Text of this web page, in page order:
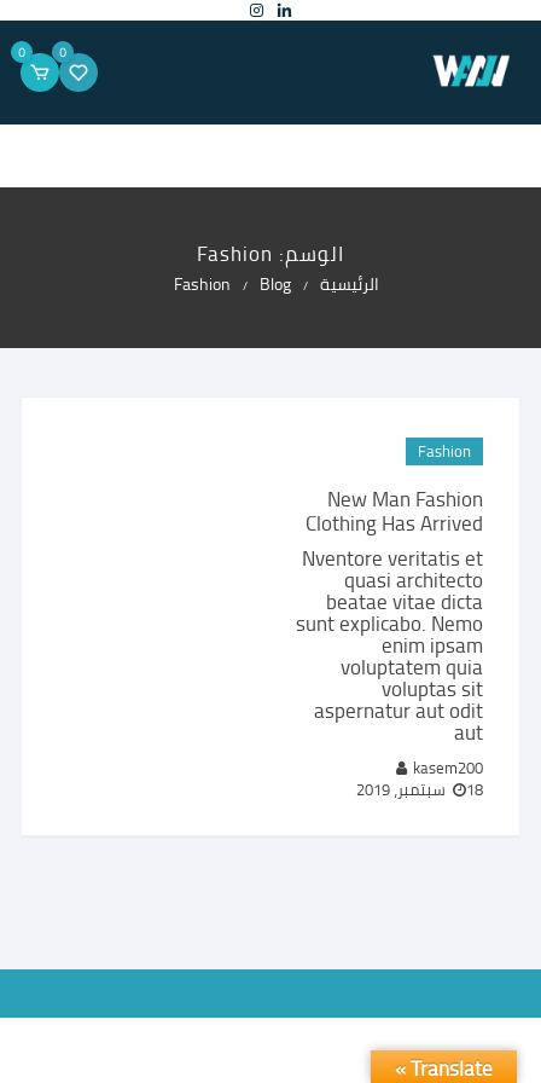
إلى
المحتوى 0
0
الوسم: Fashion
الرئيسية Blog
Fashion
Fashion
New Man Fashion
Clothing Has Arrived
Nventore veritatis et
quasi architecto
beatae vitae dicta
sunt explicabo. Nemo
enim ipsam
voluptatem quia
voluptas sit
aspernatur aut odit
aut
kasem200
18 سبتمبر، 2019
Translate »